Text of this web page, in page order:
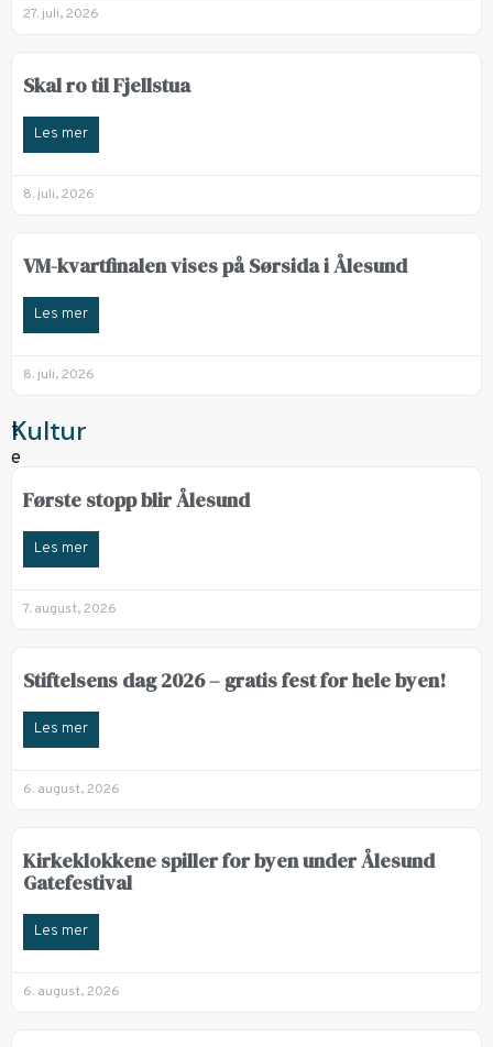
27. juli, 2026
Skal ro til Fjellstua
Les mer
8. juli, 2026
VM-kvartfinalen vises på Sørsida i Ålesund
Les mer
8. juli, 2026
Kultur
Første stopp blir Ålesund
Les mer
7. august, 2026
Stiftelsens dag 2026 – gratis fest for hele byen!
Les mer
6. august, 2026
Kirkeklokkene spiller for byen under Ålesund
Gatefestival
Les mer
6. august, 2026